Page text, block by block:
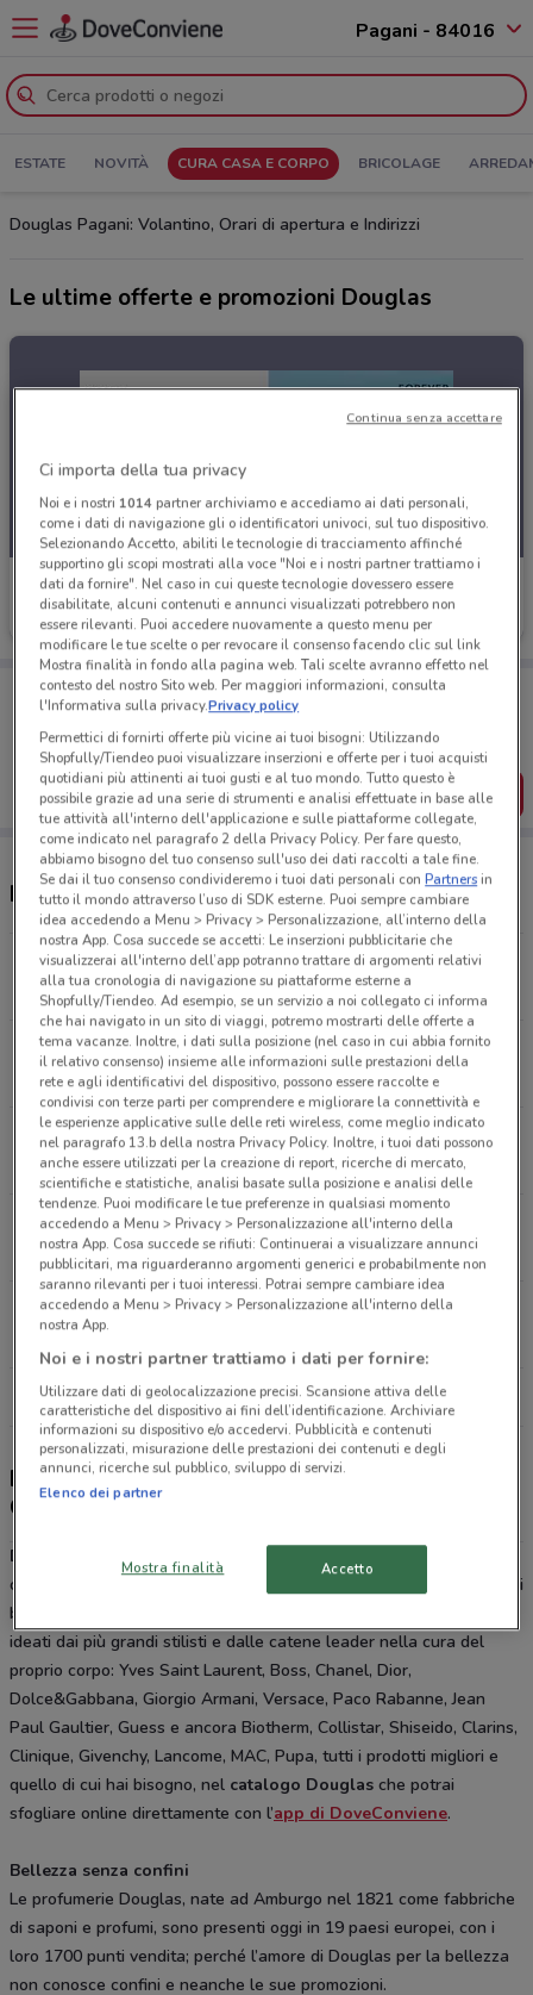
Pagani - 84016
ESTATE NOVITÀ CURA CASA E CORPO BRICOLAGE
Douglas Pagani: Volantino, Orari di apertura e Indirizzi
Le ultime offerte e promozioni Douglas
Douglas
Scade il 22/09
Porta DoveConviene sempre con te!
Puoi trovare le migliori offerte dei negozi vicino a te,
salvarle e creare la tua lista del risparmio, comodamente
dal tuo cellulare.
SCARICA L’APP
Negozi e orari Douglas
Corso Vittorio Emanuele 107 Salerno
15.1 km
APERTO
Corso Vittorio Emanuele 109 Avellino
23.6 km
APERTO
Via Pacinotti S.N.C. - Pontecagnano Salerno
24.7 km
Contrada Boscofangone Nola
24.9 km
APERTO
Via Boscofangone S.N.C. Nola
24.9 km
Tutti i negozi Douglas
Douglas - sconti e offerte, negozi e Douglas
Card
Douglas
è una catena che si occupa della vendita di profumi,
cosmetici, articoli di make up e accessori: tutto ciò che è sinonimo di
bellezza e di benessere. Da Douglas solo i profumi e i trattamenti
ideati dai più grandi stilisti e dalle catene leader nella cura del
proprio corpo: Yves Saint Laurent, Boss, Chanel, Dior,
Dolce&Gabbana, Giorgio Armani, Versace, Paco Rabanne, Jean
Paul Gaultier, Guess e ancora Biotherm, Collistar, Shiseido, Clarins,
Clinique, Givenchy, Lancome, MAC, Pupa, tutti i prodotti migliori e
quello di cui hai bisogno, nel catalogo Douglas che potrai
sfogliare online direttamente con l’app di DoveConviene.
Bellezza senza confini
Le profumerie Douglas, nate ad Amburgo nel 1821 come fabbriche
di saponi e profumi, sono presenti oggi in 19 paesi europei, con i
loro 1700 punti vendita; perché l’amore di Douglas per la bellezza
non conosce confini e neanche le sue promozioni.
Ci importa della tua privacy
Noi e i nostri 1014partner archiviamo e accediamo ai dati personali,
come i dati di navigazione gli o identificatori univoci, sul tuo dispositivo.
Selezionando Accetto, abiliti le tecnologie di tracciamento affinché
supportino gli scopi mostrati alla voce "Noi e i nostri partner trattiamo i
dati da fornire". Nel caso in cui queste tecnologie dovessero essere
disabilitate, alcuni contenuti e annunci visualizzati potrebbero non
essere rilevanti. Puoi accedere nuovamente a questo menu per
modificare le tue scelte o per revocare il consenso facendo clic sul link
Mostra finalità in fondo alla pagina web. Tali scelte avranno effetto nel
contesto del nostro Sito web. Per maggiori informazioni, consulta
l'Informativa sulla privacy.Privacy policy
Permettici di fornirti offerte più vicine ai tuoi bisogni: Utilizzando
Shopfully/Tiendeo puoi visualizzare inserzioni e offerte per i tuoi acquisti
quotidiani più attinenti ai tuoi gusti e al tuo mondo. Tutto questo è
possibile grazie ad una serie di strumenti e analisi effettuate in base alle
tue attività all'interno dell'applicazione e sulle piattaforme collegate,
come indicato nel paragrafo 2 della Privacy Policy. Per fare questo,
abbiamo bisogno del tuo consenso sull'uso dei dati raccolti a tale fine.
Se dai il tuo consenso condivideremo i tuoi dati personali conPartnersin
tutto il mondo attraverso l’uso di SDK esterne. Puoi sempre cambiare
idea accedendo a Menu > Privacy > Personalizzazione, all’interno della
nostra App. Cosa succede se accetti: Le inserzioni pubblicitarie che
visualizzerai all'interno dell’app potranno trattare di argomenti relativi
alla tua cronologia di navigazione su piattaforme esterne a
Shopfully/Tiendeo. Ad esempio, se un servizio a noi collegato ci informa
che hai navigato in un sito di viaggi, potremo mostrarti delle offerte a
tema vacanze. Inoltre, i dati sulla posizione (nel caso in cui abbia fornito
il relativo consenso) insieme alle informazioni sulle prestazioni della
rete e agli identificativi del dispositivo, possono essere raccolte e
condivisi con terze parti per comprendere e migliorare la connettività e
le esperienze applicative sulle delle reti wireless, come meglio indicato
nel paragrafo 13.b della nostra Privacy Policy. Inoltre, i tuoi dati possono
anche essere utilizzati per la creazione di report, ricerche di mercato,
scientifiche e statistiche, analisi basate sulla posizione e analisi delle
tendenze. Puoi modificare le tue preferenze in qualsiasi momento
accedendo a Menu > Privacy > Personalizzazione all'interno della
nostra App. Cosa succede se rifiuti: Continuerai a visualizzare annunci
pubblicitari, ma riguarderanno argomenti generici e probabilmente non
saranno rilevanti per i tuoi interessi. Potrai sempre cambiare idea
accedendo a Menu > Privacy > Personalizzazione all'interno della
nostra App.
Noi e i nostri partner trattiamo i dati per fornire:
Utilizzare dati di geolocalizzazione precisi. Scansione attiva delle
caratteristiche del dispositivo ai fini dell’identificazione. Archiviare
informazioni su dispositivo e/o accedervi. Pubblicità e contenuti
personalizzati, misurazione delle prestazioni dei contenuti e degli
annunci, ricerche sul pubblico, sviluppo di servizi.
Elenco dei partner
Mostra finalità Accetto
Continua senza accettare